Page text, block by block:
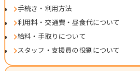
手続き・利用方法
利用料・交通費・昼食代について
給料・手取りについて
スタッフ・支援員の役割について